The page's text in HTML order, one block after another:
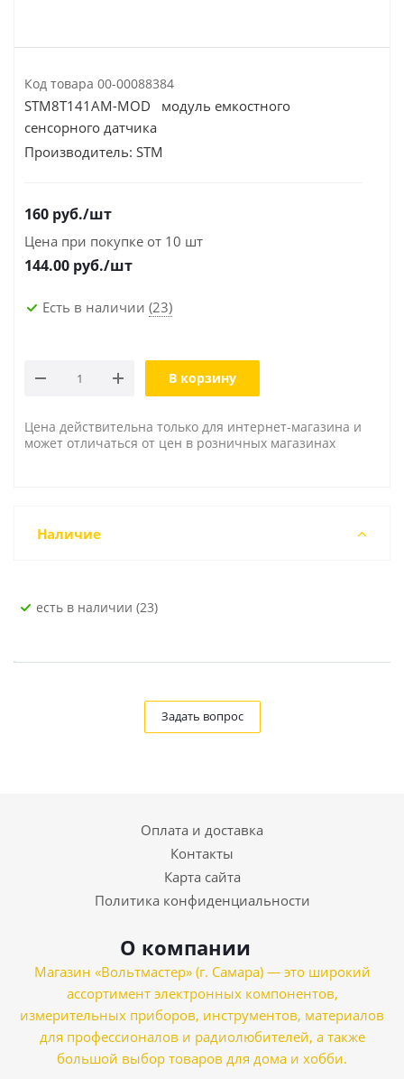
Код товара 00-00088384
STM8T141AM-MOD модуль емкостного
сенсорного датчика
Производитель: STM
160 руб./шт
Цена при покупке от 10 шт
144.00 руб./шт
Есть в наличии (23)
В корзину
Цена действительна только для интернет-магазина и
может отличаться от цен в розничных магазинах
Наличие
Есть в наличии (23)
Задать вопрос
Оплата и доставка
Контакты
Карта сайта
Политика конфиденциальности
О компании
Магазин «Вольтмастер» (г. Самара) — это широкий
ассортимент электронных компонентов,
измерительных приборов, инструментов, материалов
для профессионалов и радиолюбителей, а также
большой выбор товаров для дома и хобби.